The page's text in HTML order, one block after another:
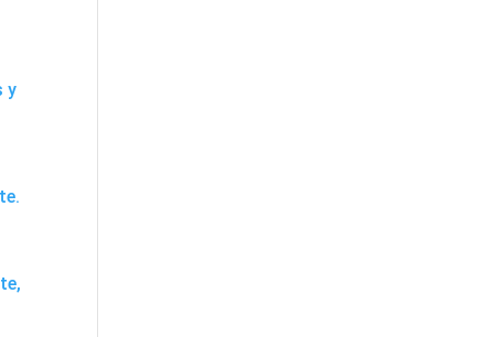
y